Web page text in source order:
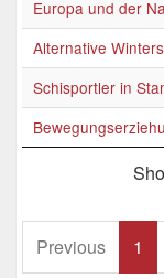
Europa und der
Alternative
Schisportler in
Previous 1